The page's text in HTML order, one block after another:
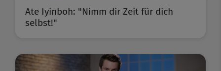
Ate Iyinboh: "Nimm dir Zeit für dich
selbst!"